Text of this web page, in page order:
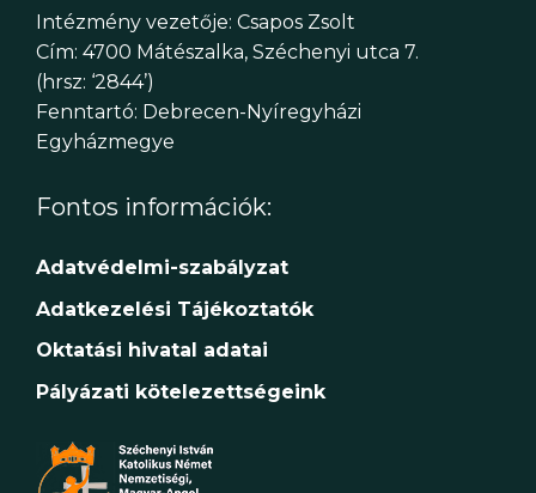
Intézmény vezetője: Csapos Zsolt
Cím: 4700 Mátészalka, Széchenyi utca 7.
(hrsz: ‘2844’)
Fenntartó: Debrecen-Nyíregyházi
Egyházmegye
Fontos információk:
Adatvédelmi-szabályzat
Adatkezelési Tájékoztatók
Oktatási hivatal adatai
Pályázati kötelezettségeink